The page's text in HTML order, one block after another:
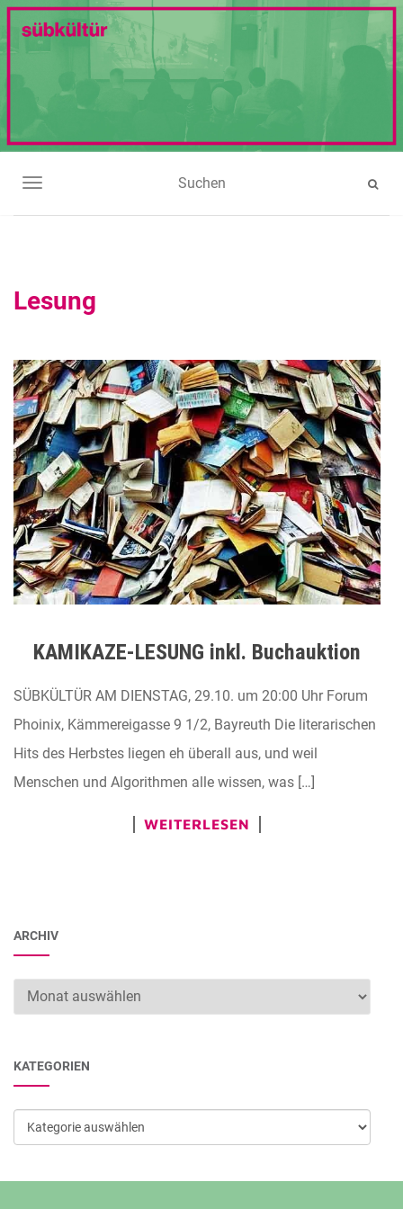
NAVIGATION UMSCHALTEN
Lesung
KAMIKAZE-LESUNG inkl. Buchauktion
SÜBKÜLTÜR AM DIENSTAG, 29.10. um 20:00 Uhr Forum
Phoinix, Kämmereigasse 9 1/2, Bayreuth Die literarischen
Hits des Herbstes liegen eh überall aus, und weil
Menschen und Algorithmen alle wissen, was […]
WEITERLESEN
ARCHIV
Archiv
KATEGORIEN
Kategorien